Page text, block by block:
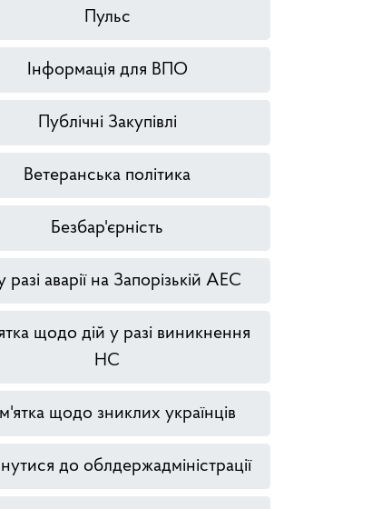
Пульс
Інформація для ВПО
Публічні Закупівлі
Ветеранська політика
Безбар'єрність
разі аварії на Запорізькій АЕС
щодо дій у разі виникнення
НС
щодо зниклих українців
до облдержадміністрації